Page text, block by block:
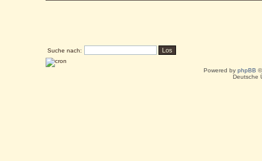
Suche nach:
Powered by phpBB
Deutsche